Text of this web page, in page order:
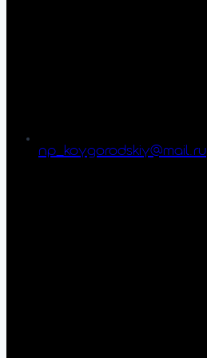
np_koygorodskiy@mail.ru